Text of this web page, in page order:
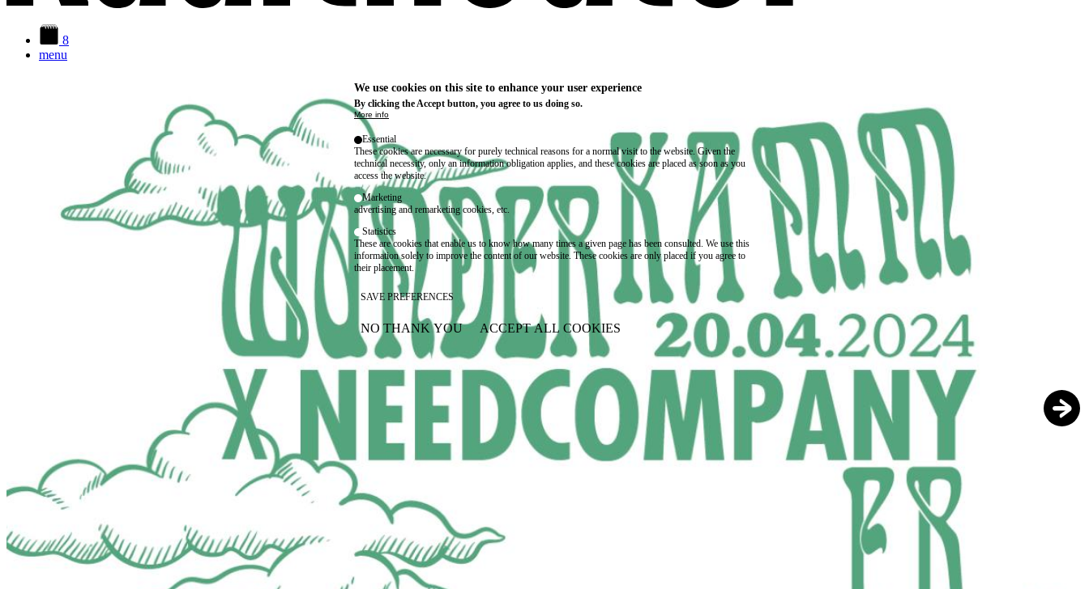
8
menu
We use cookies on this site to enhance your user experience
By clicking the Accept button, you agree to us doing so.
More info
Essential
These cookies are necessary for purely technical reasons for a normal visit to the website. Given the
technical necessity, only an information obligation applies, and these cookies are placed as soon as you
access the website.
Marketing
advertising and remarketing cookies, etc.
Statistics
These are cookies that enable us to know how many times a given page has been consulted. We use this
information solely to improve the content of our website. These cookies are only placed if you agree to
their placement.
SAVE PREFERENCES
NO THANK YOU ACCEPT ALL COOKIES
WITHDRAW CONSENT